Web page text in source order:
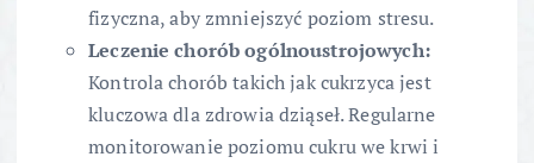
fizyczna, aby zmniejszyć poziom stresu.
Leczenie chorób ogólnoustrojowych:
Kontrola chorób takich jak cukrzyca jest
kluczowa dla zdrowia dziąseł. Regularne
monitorowanie poziomu cukru we krwi i